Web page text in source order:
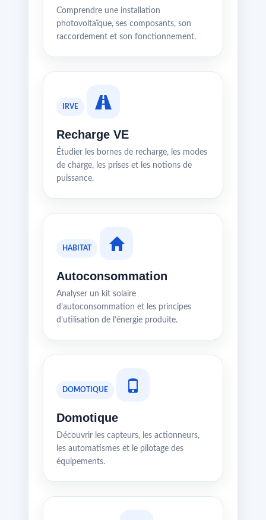
Comprendre une installation
photovoltaïque, ses composants, son
raccordement et son fonctionnement.
IRVE
Recharge VE
Étudier les bornes de recharge, les modes
de charge, les prises et les notions de
puissance.
HABITAT
Autoconsommation
Analyser un kit solaire
d’autoconsommation et les principes
d’utilisation de l’énergie produite.
DOMOTIQUE
Domotique
Découvrir les capteurs, les actionneurs,
les automatismes et le pilotage des
équipements.